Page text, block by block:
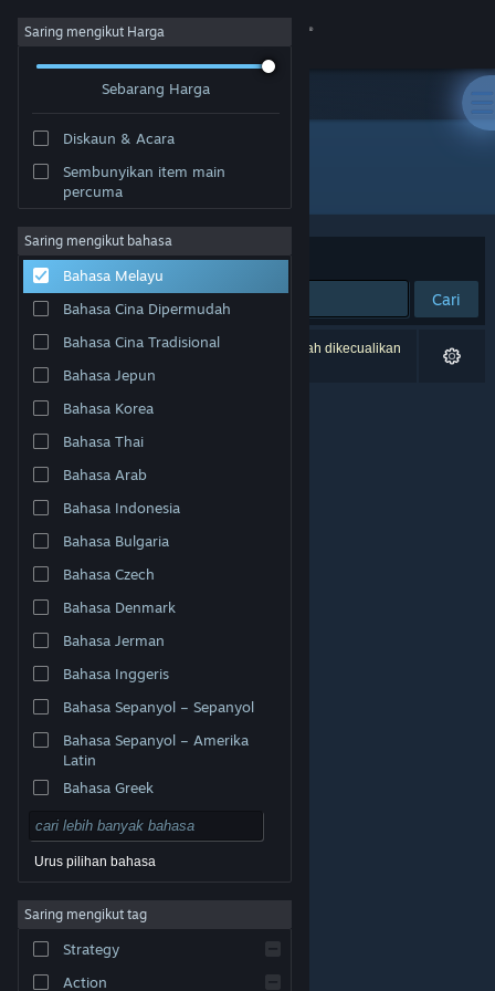
Sign in
Tentang
Sokongan
Ubah bahasa
Dapatkan Steam Mobile App
Lihat laman web desktop
© Valve Corporation. Hak cipta terpelihara. Semua
tanda dagangan ialah hak milik pemilik masing-masing
Perundangan|Accessibility
Steam| Bayaran balik
Saring mengikut Harga
Sebarang Harga
Diskaun & Acara
Sembunyikan item main
percuma
Saring mengikut bahasa
Bahasa Melayu
Bahasa Cina Dipermudah
Bahasa Cina Tradisional
Bahasa Jepun
Bahasa Korea
Bahasa Thai
Bahasa Arab
Bahasa Indonesia
Bahasa Bulgaria
Bahasa Czech
Bahasa Denmark
Bahasa Jerman
Bahasa Inggeris
Bahasa Sepanyol – Sepanyol
Bahasa Sepanyol – Amerika
Latin
Bahasa Greek
Urus pilihan bahasa
Saring mengikut tag
Strategy
Action
Pembangun: FujiCubeSoft
Susun mengikut Perkaitan
Cari
0 hasil sepadan dengan carian anda. 1 tajuk telah dikecualikan
berdasarkan pilihan anda.